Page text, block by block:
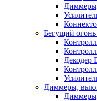
Бегущий
Декодер
Диммеры,